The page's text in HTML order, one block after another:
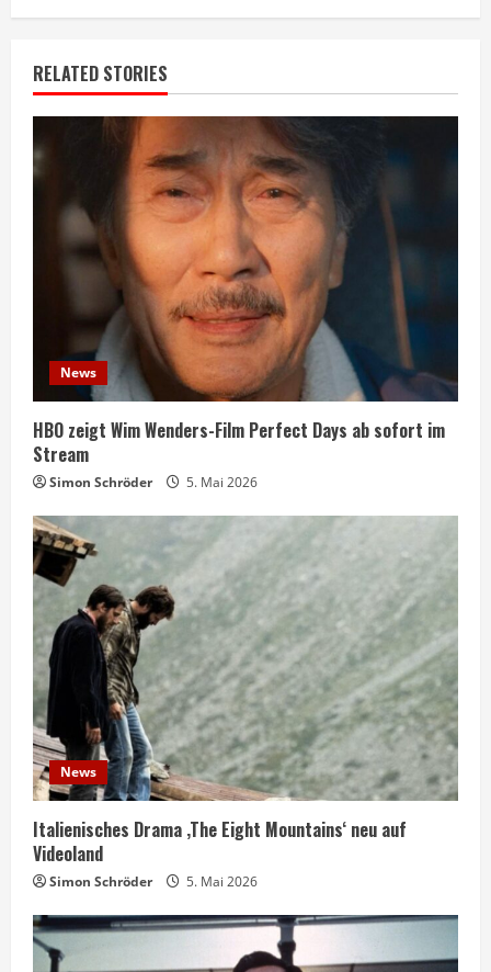
RELATED STORIES
News
HBO zeigt Wim Wenders-Film Perfect Days ab sofort im
Stream
Simon Schröder 5. Mai 2026
News
Italienisches Drama ‚The Eight Mountains‘ neu auf
Videoland
Simon Schröder 5. Mai 2026